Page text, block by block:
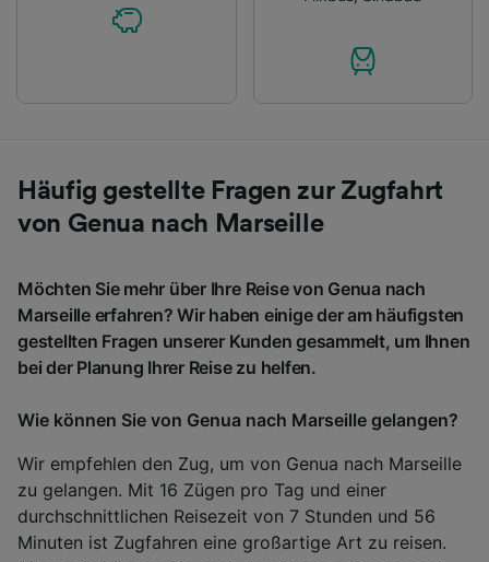
Häufig gestellte Fragen zur Zugfahrt
von Genua nach Marseille
Möchten Sie mehr über Ihre Reise von Genua nach
Marseille erfahren? Wir haben einige der am häufigsten
gestellten Fragen unserer Kunden gesammelt, um Ihnen
bei der Planung Ihrer Reise zu helfen.
Wie können Sie von Genua nach Marseille gelangen?
Wir empfehlen den Zug, um von Genua nach Marseille
zu gelangen. Mit 16 Zügen pro Tag und einer
durchschnittlichen Reisezeit von 7 Stunden und 56
Minuten ist Zugfahren eine großartige Art zu reisen.